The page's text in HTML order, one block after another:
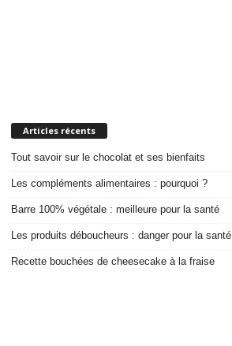
Articles récents
Tout savoir sur le chocolat et ses bienfaits
Les compléments alimentaires : pourquoi ?
Barre 100% végétale : meilleure pour la santé
Les produits déboucheurs : danger pour la santé
Recette bouchées de cheesecake à la fraise